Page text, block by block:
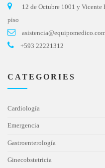
12 de Octubre 1001 y
piso
+593 22221312
CATEGORIES
Cardiología
Emergencia
Gastroenterología
Ginecobstetricia